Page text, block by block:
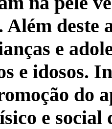
deste
e
e idosos.
do
e social